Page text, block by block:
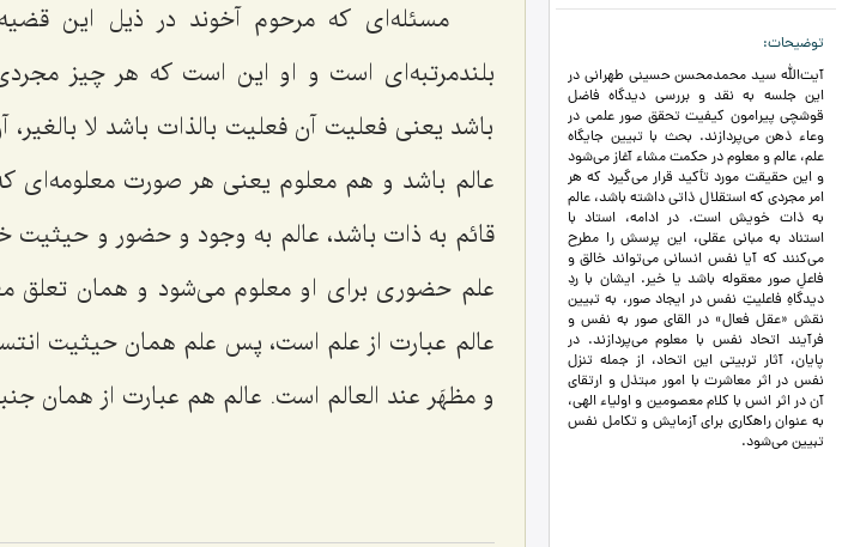
توضیحات
آیت‌الله سید محمدمحسن حسینی طهرانی در
این جلسه به نقد و بررسی دیدگاه فاضل
قوشچی پیرامون کیفیت تحقق صور علمی در
وعاء ذهن می‌پردازند. بحث با تبیین جایگاه
علم، عالم و معلوم در حکمت مشاء آغاز می‌شود
و این حقیقت مورد تأکید قرار می‌گیرد که هر
امر مجردی که استقلال ذاتی داشته باشد، عالم
به ذات خویش است. در ادامه، استاد با
استناد به مبانی عقلی، این پرسش را مطرح
می‌کنند که آیا نفس انسانی می‌تواند خالق و
فاعلِ صور معقوله باشد یا خیر. ایشان با ردِ
دیدگاهِ فاعلیتِ نفس در ایجاد صور، به تبیین
نقش «عقل فعال» در القای صور به نفس و
فرآیند اتحاد نفس با معلوم می‌پردازند. در
پایان، آثار تربیتی این اتحاد، از جمله تنزل
نفس در اثر معاشرت با امور مبتذل و ارتقای
آن در اثر انس با کلام معصومین و اولیاء الهی،
به عنوان راهکاری برای آزمایش و تکامل نفس
تبیین می‌شود.
مسئله‌ای که مرحوم آخوند در ذیل این
بلندمرتبه‌ای است و او این است که هر چیز
باشد یعنى فعلیت آن فعلیت بالذات باشد لا
عالم باشد و هم معلوم یعنى هر صورت معلومه‌اى
قائم به ذات باشد، عالم به وجود و حضور و حیثیت
علم حضورى براى او معلوم مى‌شود و همان تعلق
عالم عبارت از علم است، پس علم همان حیثیت
و مظهَر عند العالم است. عالم هم عبارت از همان